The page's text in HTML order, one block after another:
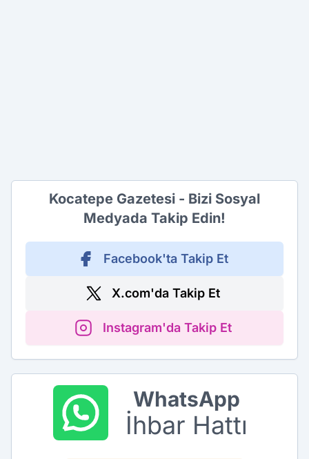
Kocatepe Gazetesi - Bizi Sosyal
Medyada Takip Edin!
Facebook'ta Takip Et
X.com'da Takip Et
Instagram'da Takip Et
WhatsApp
İhbar Hattı